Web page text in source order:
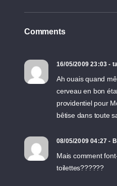
Comments
16/05/2009 23:03 -
Ah ouais quand
cerveau en bon
providentiel pour
bêtise dans toute
08/05/2009 04:27 -
Mais comment
toilettes??????